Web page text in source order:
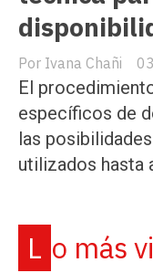
Ivana Chañi
El
específicos de
las
utilizados hasta
Lo más